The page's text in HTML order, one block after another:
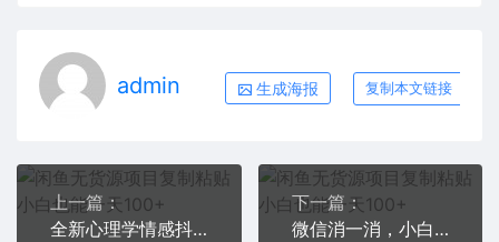
admin 生成海报 复制本文链接
上一篇：
全新心理学情感抖音赛道，掌握流量密码日入1500+
下一篇：
微信消一消，小白都能做的任务，每天收益保底50元